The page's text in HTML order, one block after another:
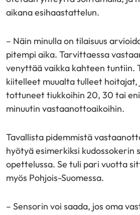
aikana esihaastattelun.
– Näin minulla on tilaisuus
pitempi aika. Tarvittaessa
venyttää vaikka kahteen tuntiin.
kiitelleet muualta tulleet
tottuneet tiukkoihin 20, 30 tai
minuutin vastaanottoaikoihin.
Tavallista pidemmistä
hyötyä esimerkiksi kudossokerin
opettelussa. Se tuli pari vuotta
myös Pohjois-Suomessa.
– Sensorin voi saada, jos oma